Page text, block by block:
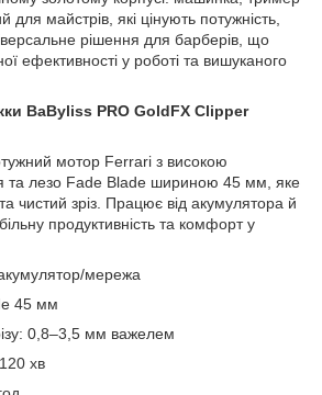
майстрів, які цінують потужність,
рішення для барберів, що
ефективності у роботі та вишуканого
BaByliss PRO GoldFX Clipper
мотор Ferrari з високою
та лезо Fade Blade шириною 45 мм, яке
чистий зріз. Працює від акумулятора й
продуктивність та комфорт у
мережа
45 мм
0,8–3,5 мм важелем
хв